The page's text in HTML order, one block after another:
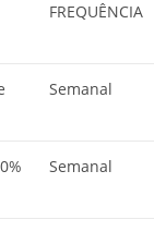
FREQUÊNCIA
Semanal
Semanal